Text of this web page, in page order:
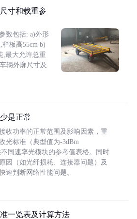
寸和载重参
数包括: a)外形
栏板高55cm b)
,最大允许总重
辆外廓尺寸及
是正常
收功率的正常范围及影响因素，重
光标准（典型值为-3dBm
同速率光模块的参考值表格。同时
因（如光纤损耗、连接器问题）及
速判断网络性能问题。
一览表及计算方法